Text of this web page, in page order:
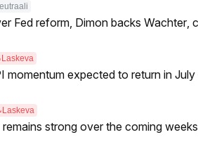
Fed reform, Dimon backs Wachter,
Laskeva
momentum expected to return in
Laskeva
strong over the coming